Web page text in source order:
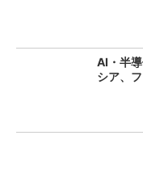
AI・半
シア、